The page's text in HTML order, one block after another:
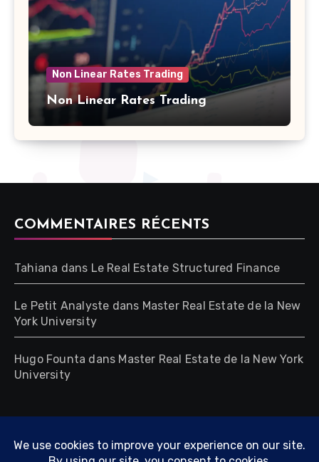
Non Linear Rates Trading
Non Linear Rates Trading
COMMENTAIRES RÉCENTS
Tahiana dans Le Real Estate Structured Finance
Le Petit Analyste dans Master Real Estate de la New
York University
Hugo Founta dans Master Real Estate de la New York
University